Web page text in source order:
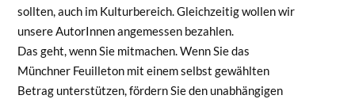
sollten, auch im Kulturbereich. Gleichzeitig wollen wir
unsere AutorInnen angemessen bezahlen.
Das geht, wenn Sie mitmachen. Wenn Sie das
Münchner Feuilleton mit einem selbst gewählten
Betrag unterstützen, fördern Sie den unabhängigen